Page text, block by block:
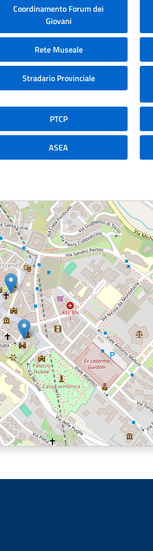
Coordinamento Forum dei
Giovani
Rete Museale
Stradario Provinciale
PTCP
ASEA